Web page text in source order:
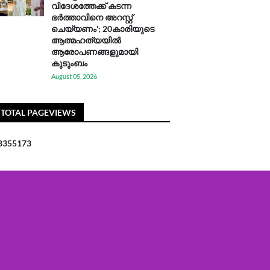
വിദേശത്തേക്ക് കടന്ന
ഭർത്താവിനെ അറസ്റ്റ്
ചെയ്യണം'; 20കാരിയുടെ
ആത്മഹത്യയിൽ
ആരോപണങ്ങളുമായി
കുടുംബം
August 05, 2026
TOTAL PAGEVIEWS
355173